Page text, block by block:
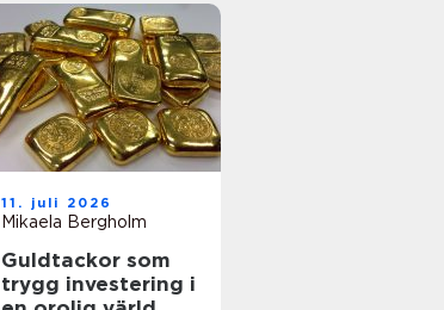
11. juli 2026
Mikaela Bergholm
Guldtackor som
trygg investering i